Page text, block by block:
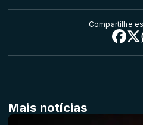
Compartilhe
Mais notícias